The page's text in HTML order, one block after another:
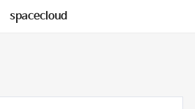
spacecloud